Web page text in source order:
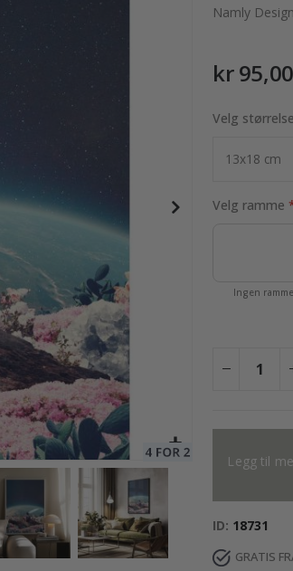
95,00 Kr
Namly Design
kr 95,00
Velg størrelse
Velg ramme
Ingen ramme
Legg til
ID 18731
GRATIS